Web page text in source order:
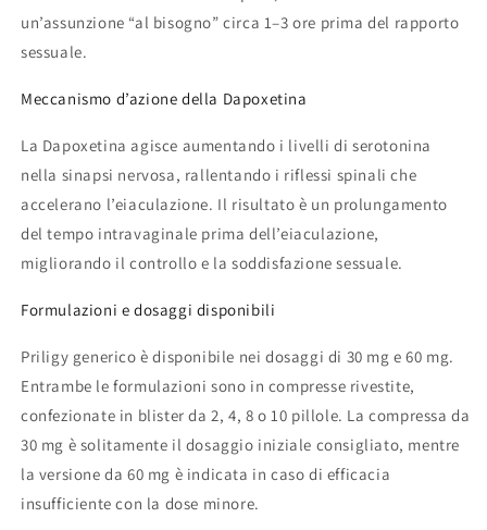
un’assunzione “al bisogno” circa 1–3 ore prima del rapporto
sessuale.
Meccanismo d’azione della Dapoxetina
La Dapoxetina agisce aumentando i livelli di serotonina
nella sinapsi nervosa, rallentando i riflessi spinali che
accelerano l’eiaculazione. Il risultato è un prolungamento
del tempo intravaginale prima dell’eiaculazione,
migliorando il controllo e la soddisfazione sessuale.
Formulazioni e dosaggi disponibili
Priligy generico è disponibile nei dosaggi di 30 mg e 60 mg.
Entrambe le formulazioni sono in compresse rivestite,
confezionate in blister da 2, 4, 8 o 10 pillole. La compressa da
30 mg è solitamente il dosaggio iniziale consigliato, mentre
la versione da 60 mg è indicata in caso di efficacia
insufficiente con la dose minore.